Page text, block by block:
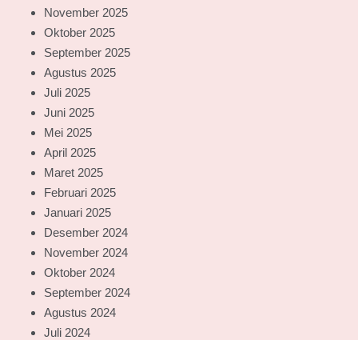
November 2025
Oktober 2025
September 2025
Agustus 2025
Juli 2025
Juni 2025
Mei 2025
April 2025
Maret 2025
Februari 2025
Januari 2025
Desember 2024
November 2024
Oktober 2024
September 2024
Agustus 2024
Juli 2024